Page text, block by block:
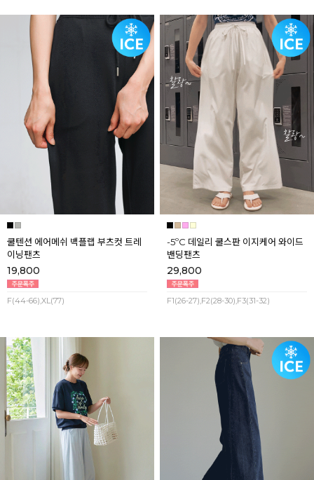
쿨텐션 에어메쉬 백플랩 부츠컷 트레
이닝팬츠
19,800
F(44-66),XL(77)
-5ºC 데일리 쿨스판 이지케어 와이드
밴딩팬츠
29,800
F1(26-27),F2(28-30),F3(31-32)